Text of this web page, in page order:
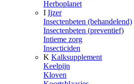
Herboplanet
I Ijzer
Insectenbeten (behandelend)
Insectenbeten (preventief)
Intieme zorg
Insecticiden
K Kalksupplement
Keelpijn
Kloven